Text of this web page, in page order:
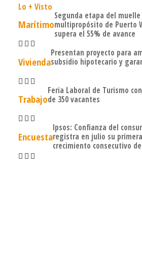
Lo + Visto
Marítimo
Segunda etapa del muelle
multipropósito de Puerto
supera el 55% de avance
Vivienda
Presentan proyecto para
subsidio hipotecario y
Trabajo
Feria Laboral de Turismo
de 350 vacantes
Encuesta
Ipsos: Confianza del
registra en julio su
crecimiento consecutivo